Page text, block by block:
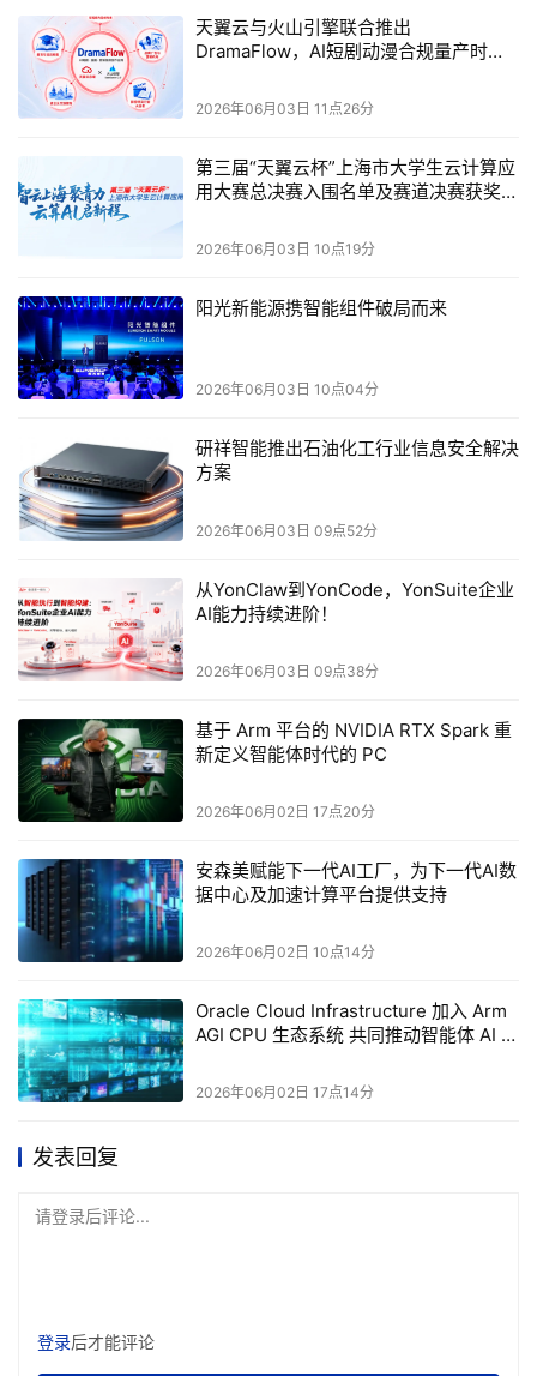
（NASDAQ:MLGO）深耕分布式量子计算、量子传感组
网的复杂量子态传输需求，积极探索多粒子纠缠簇态制备
与协同测量的算法优化。
量子隐形传态的技术演进，是量子通信实现长距离、
广覆盖组网的关键前提，三大主流技术路线的差异化发
展，为不同场景的应用落地提供了多元选择。从离散变量
的千公里级验证到连续变量的城域低成本部署，再到多粒
创新支撑。微算法科技（NASDAQ:MLGO）立足自身技
术优势，深耕量子隐形传态算法优化与工程化适配，针对
性解决各路线的核心痛点，推动技术从实验室走向产业落
供了重要保障。
本文来源于DOIT传媒，文章内容仅供参考，不构成投资建议。
天翼云与火山引擎联合推出
DramaFlow，AI短剧动漫合规量产时代
2026年06月03日 11点26分
第三届“天翼云杯”上海市大学生云计算应
用大赛总决赛入围名单及赛道决赛获奖名
2026年06月03日 10点19分
阳光新能源携智能组件破局而来
2026年06月03日 10点04分
研祥智能推出石油化工行业信息安全解决
方案
2026年06月03日 09点52分
从YonClaw到YonCode，YonSuite企业
AI能力持续进阶！
2026年06月03日 09点38分
基于 Arm 平台的 NVIDIA RTX Spark 重
新定义智能体时代的 PC
2026年06月02日 17点20分
安森美赋能下一代AI工厂，为下一代AI数
据中心及加速计算平台提供支持
2026年06月02日 10点14分
Oracle Cloud Infrastructure 加入 Arm
AGI CPU 生态系统 共同推动智能体 AI 发
2026年06月02日 17点14分
发表回复
请登录后评论...
登录后才能评论